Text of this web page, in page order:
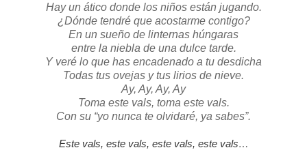
Hay un ático donde los niños están jugando.
¿Dónde tendré que acostarme contigo?
En un sueño de linternas húngaras
entre la niebla de una dulce tarde.
Y veré lo que has encadenado a tu desdicha
Todas tus ovejas y tus lirios de nieve.
Ay, Ay, Ay, Ay
Toma este vals, toma este vals.
Con su “yo nunca te olvidaré, ya sabes”.
Este vals, este vals, este vals, este vals…